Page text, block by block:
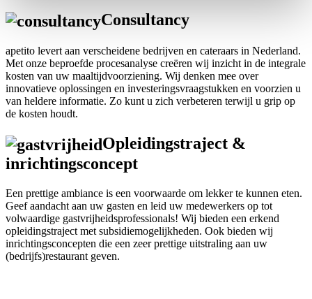
Consultancy
apetito levert aan verscheidene bedrijven en cateraars in Nederland.
Met onze beproefde procesanalyse creëren wij inzicht in de integrale
kosten van uw maaltijdvoorziening. Wij denken mee over
innovatieve oplossingen en investeringsvraagstukken en voorzien u
van heldere informatie. Zo kunt u zich verbeteren terwijl u grip op
de kosten houdt.
Opleidingstraject &
inrichtingsconcept
Een prettige ambiance is een voorwaarde om lekker te kunnen eten.
Geef aandacht aan uw gasten en leid uw medewerkers op tot
volwaardige gastvrijheidsprofessionals! Wij bieden een erkend
opleidingstraject met subsidiemogelijkheden. Ook bieden wij
inrichtingsconcepten die een zeer prettige uitstraling aan uw
(bedrijfs)restaurant geven.